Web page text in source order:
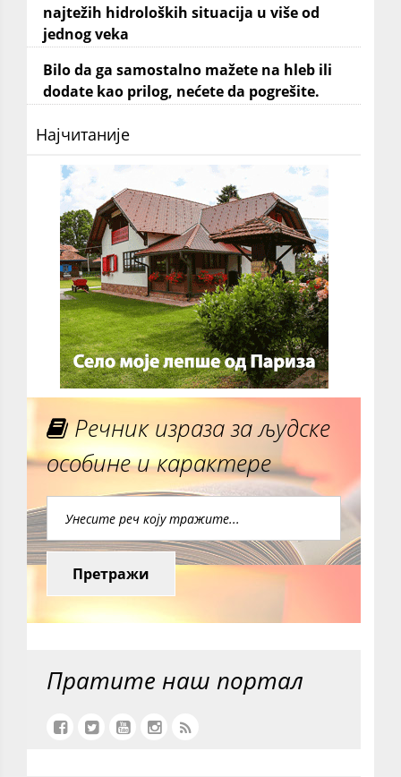
najtežih hidroloških situacija u više od
jednog veka
Bilo da ga samostalno mažete na hleb ili
dodate kao prilog, nećete da pogrešite.
Најчитаније
Речник израза за људске
особине и карактере
Претражи
Пратите наш портал